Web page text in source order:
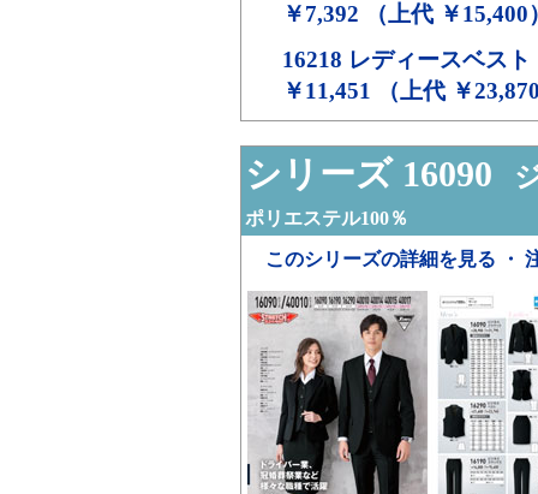
￥7,392 （上代 ￥15,400
16218 レディースベスト
￥11,451 （上代 ￥
シリーズ 16090
ポリエステル100％
このシリーズの詳細を見る ・